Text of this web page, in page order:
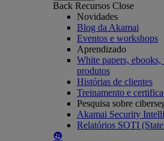
Back Recursos Close
Novidades
Blog da Akamai
Eventos e workshops
Aprendizado
White papers, ebooks,
produtos
Histórias de clientes
Treinamento e
Pesquisa sobre
Akamai Security
Relatórios SOTI